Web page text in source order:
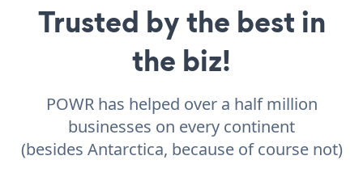
Trusted by the best in
the biz!
POWR has helped over a half million
businesses on every continent
(besides Antarctica, because of course not)